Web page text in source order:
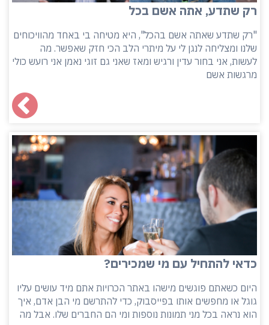
רק שתדע, אתה אשם בכל
"רק שתדע שאתה אשם בהכל", היא מטיחה בי באחד מהוויכוחים
שלנו ומצליחה לנגן לי על מיתרי הלב הכי חזק שאפשר. מה
לעשות, אני בחור עדין ורגיש ומאז שאני גם זוגי נאמן אני רועש כולי
מרגשות אשם
כדאי להתחיל עם מי שמכירים?
היום כשאתם פוגשים מישהו באתר הכרויות אתם מיד עושים עליו
גוגל או מחפשים אותו בפייסבוק, כדי להתרשם מי הבן אדם, איך
הוא נראה בכל מני תמונות נוספות ומי הם החברים שלו. אבל מה